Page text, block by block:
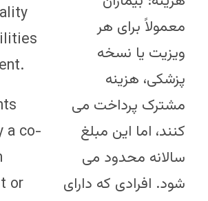
a co-
or
معمولاً برای هر
ویزیت یا نسخه
پزشکی، هزینه
مشترک پرداخت می
کنند، اما این مبلغ
سالانه محدود می
شود. افرادی که دارای